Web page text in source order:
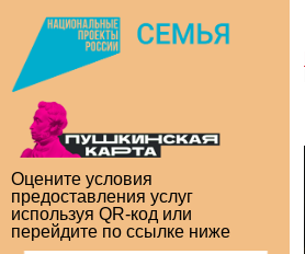
Оцените условия
предоставления услуг
используя QR-код или
перейдите по ссылке ниже